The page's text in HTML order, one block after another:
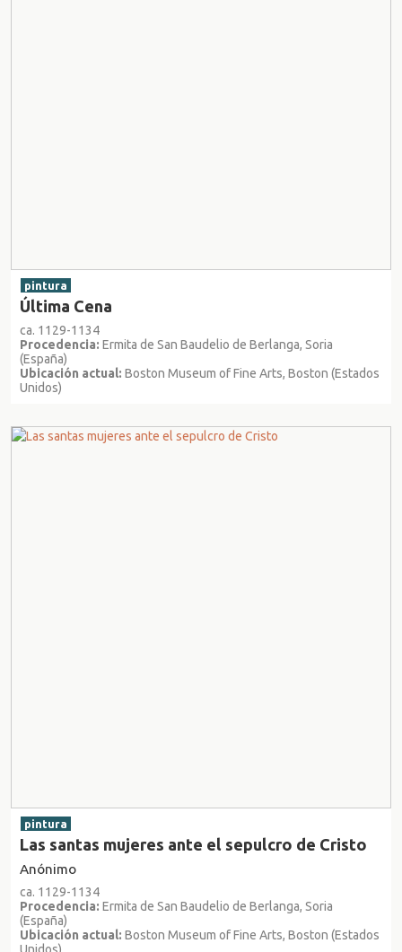
pintura
Última Cena
ca. 1129-1134
Procedencia: Ermita de San Baudelio de Berlanga, Soria
(España)
Ubicación actual: Boston Museum of Fine Arts, Boston (Estados
Unidos)
pintura
Las santas mujeres ante el sepulcro de Cristo
Anónimo
ca. 1129-1134
Procedencia: Ermita de San Baudelio de Berlanga, Soria
(España)
Ubicación actual: Boston Museum of Fine Arts, Boston (Estados